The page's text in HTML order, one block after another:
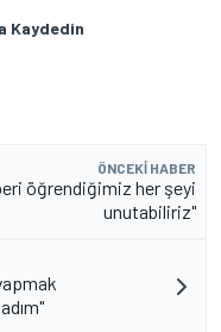
Kaydedin
ÖNCEKI HABER
öğrendiğimiz her şeyi
unutabiliriz"